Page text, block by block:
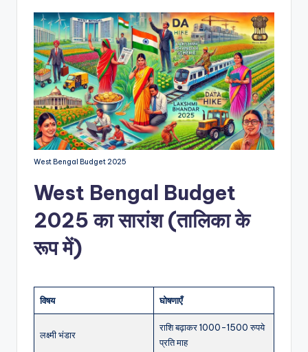
West Bengal Budget 2025
West Bengal Budget
2025 का सारांश (तालिका के
रूप में)
विषय घोषणाएँ
लक्ष्मी भंडार
राशि बढ़ाकर 1000-1500 रुपये
प्रति माह